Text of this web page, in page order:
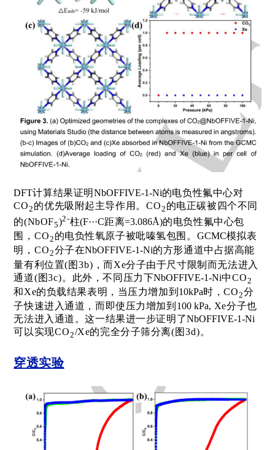
DFT计算结果证明NbOFFIVE-1-Ni的电负性氟中心对
CO2 的优先吸附起主导作用。 CO2 的电正碳被四个不同
的(NbOF5)2-柱(F···C距离=3.086Å)的电负性氟中心包
围， CO2 的电负性氧原子被吡嗪氢包围。 GCMC模拟表
明， CO2分子在NbOFFIVE-1-Ni的方形通道中占据高能
量有利位置(图3b) ，而Xe分子由于尺寸限制而无法进入
通道(图3c)。此外，不同压力下NbOFFIVE-1-Ni中CO2
和Xe的负载结果表明，当压力增加到 10kPa时，CO2分
子快速进入通道，而即使压力增加到 100 kPa, Xe分子也
无法进入通道。这一结果进一步证明了NbOFFIVE-1-Ni
可以实现CO2/Xe的完全分子筛分离(图3d)。
穿透实验